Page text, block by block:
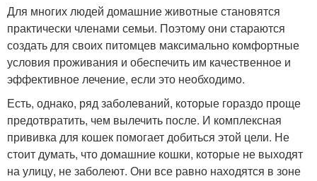
Для многих людей домашние животные становятся
практически членами семьи. Поэтому они стараются
создать для своих питомцев максимально комфортные
условия проживания и обеспечить им качественное и
эффективное лечение, если это необходимо.
Есть, однако, ряд заболеваний, которые гораздо проще
предотвратить, чем вылечить после. И комплексная
прививка для кошек помогает добиться этой цели. Не
стоит думать, что домашние кошки, которые не выходят
на улицу, не заболеют. Они все равно находятся в зоне